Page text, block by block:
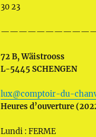
30 23
72 B, Wäistrooss
L-5445 SCHENGEN
lux@comptoir-du-
Heures d’ouverture
Lundi : FERME